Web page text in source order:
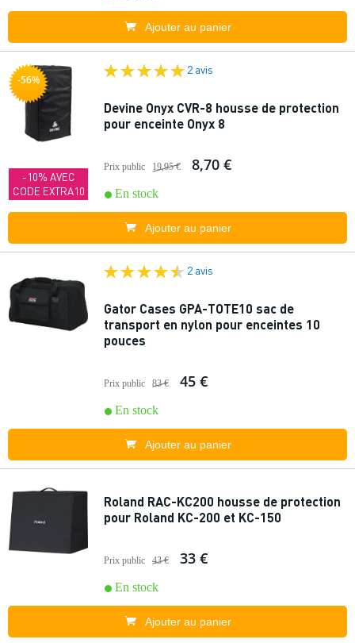
Ajouter au panier
-56%
-10% AVEC
CODE EXTRA10
2 avis
Devine Onyx CVR-8 housse de protection
pour enceinte Onyx 8
Prix public 19,95 € 8,70 €
En stock
Ajouter au panier
2 avis
Gator Cases GPA-TOTE10 sac de
transport en nylon pour enceintes 10
pouces
Prix public 83 € 45 €
En stock
Ajouter au panier
Roland RAC-KC200 housse de protection
pour Roland KC-200 et KC-150
Prix public 43 € 33 €
En stock
Ajouter au panier